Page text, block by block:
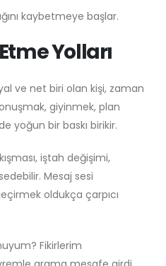
kaybetmeye başlar.
Yolları
ve net biri olan kişi, zaman
giyinmek, plan
yoğun bir baskı birikir.
iştah değişimi,
Mesaj sesi
oldukça çarpıcı
Fikirlerim